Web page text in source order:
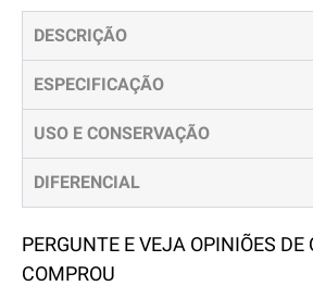
DESCRIÇÃO
ESPECIFICAÇÃO
USO E CONSERVAÇÃO
DIFERENCIAL
PERGUNTE E VEJA OPINIÕES DE
COMPROU